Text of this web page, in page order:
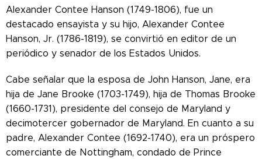
Alexander Contee Hanson (1749-1806), fue un
destacado ensayista y su hijo, Alexander Contee
Hanson, Jr. (1786-1819), se convirtió en editor de un
periódico y senador de los Estados Unidos.
Cabe señalar que la esposa de John Hanson, Jane, era
hija de Jane Brooke (1703-1749), hija de Thomas Brooke
(1660-1731), presidente del consejo de Maryland y
decimotercer gobernador de Maryland. En cuanto a su
padre, Alexander Contee (1692-1740), era un próspero
comerciante de Nottingham, condado de Prince